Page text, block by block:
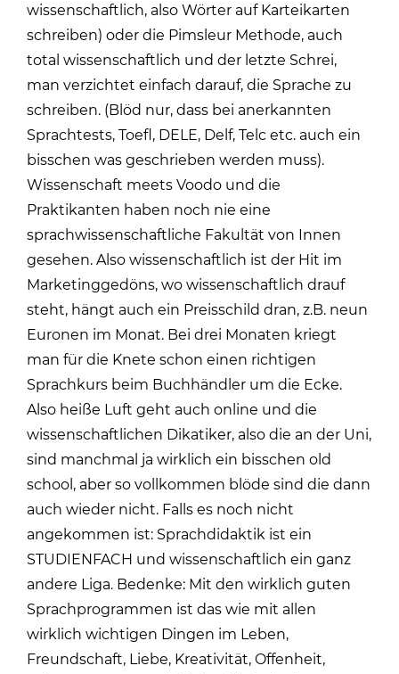
wissenschaftlich, also Wörter auf Karteikarten
schreiben) oder die Pimsleur Methode, auch
total wissenschaftlich und der letzte Schrei,
man verzichtet einfach darauf, die Sprache zu
schreiben. (Blöd nur, dass bei anerkannten
Sprachtests, Toefl, DELE, Delf, Telc etc. auch ein
bisschen was geschrieben werden muss).
Wissenschaft meets Voodo und die
Praktikanten haben noch nie eine
sprachwissenschaftliche Fakultät von Innen
gesehen. Also wissenschaftlich ist der Hit im
Marketinggedöns, wo wissenschaftlich drauf
steht, hängt auch ein Preisschild dran, z.B. neun
Euronen im Monat. Bei drei Monaten kriegt
man für die Knete schon einen richtigen
Sprachkurs beim Buchhändler um die Ecke.
Also heiße Luft geht auch online und die
wissenschaftlichen Dikatiker, also die an der Uni,
sind manchmal ja wirklich ein bisschen old
school, aber so vollkommen blöde sind die dann
auch wieder nicht. Falls es noch nicht
angekommen ist: Sprachdidaktik ist ein
STUDIENFACH und wissenschaftlich ein ganz
andere Liga. Bedenke: Mit den wirklich guten
Sprachprogrammen ist das wie mit allen
wirklich wichtigen Dingen im Leben,
Freundschaft, Liebe, Kreativität, Offenheit,